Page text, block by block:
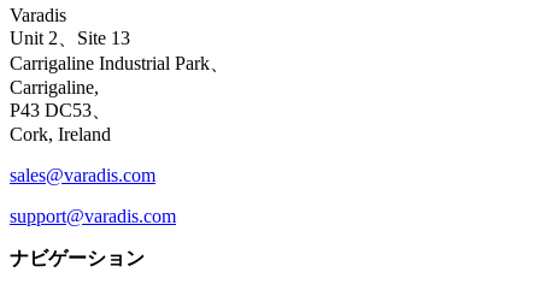
Varadis
Unit 2、Site 13
Carrigaline Industrial Park、
Carrigaline,
P43 DC53、
Cork, Ireland
sales@varadis.com
support@varadis.com
ナビゲーション